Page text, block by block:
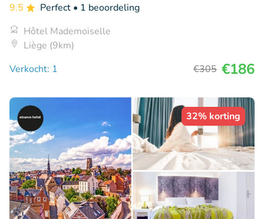
9.5 Perfect • 1 beoordeling
Hôtel Mademoiselle
Liège (9km)
Verkocht: 1
€305 €186
32% korting